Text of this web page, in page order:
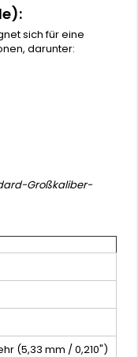
sich für eine
darunter:
Großkaliber-
(5,33 mm / 0,210")